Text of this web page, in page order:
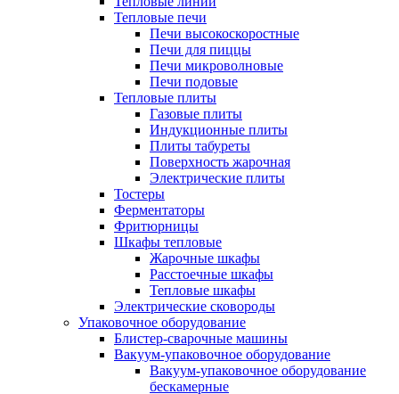
Тепловые печи
Печи высокоскоростные
Печи для пиццы
Печи микроволновые
Печи подовые
Тепловые плиты
Газовые плиты
Индукционные плиты
Плиты табуреты
Поверхность жарочная
Электрические плиты
Тостеры
Ферментаторы
Фритюрницы
Шкафы тепловые
Жарочные шкафы
Расстоечные шкафы
Тепловые шкафы
Электрические сковороды
Упаковочное оборудование
Блистер-сварочные машины
Вакуум-упаковочное оборудование
Вакуум-упаковочное оборудование
беcкамерные